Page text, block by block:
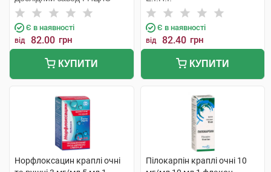
Є в наявності
від 82.00 грн
КУПИТИ
Є в наявності
від 82.40 грн
КУПИТИ
Норфлоксацин краплі очні
Пілокарпін краплі очні 10